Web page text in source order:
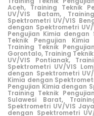
Aceh, Training Teknik
UV/VIS Batam,
Spektrometri UV/VIS
dengan Spektrometri
Pengujian Kimia dengan
Teknik Pengujian
Training Teknik
Gorontalo, Training
UV/VIS Pontianak,
Spektrometri UV/VIS
dengan Spektrometri
Kimia dengan
Pengujian Kimia dengan
Training Teknik
Sulawesi Barat,
Spektrometri UV/VIS
dengan Spektrometri